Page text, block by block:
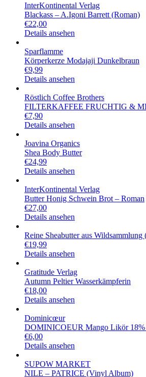
InterKontinental Verlag
Blackass – A.Igoni Barrett (Roman)
€22,00
Details ansehen
Sparflamme
Körperkerze Modajaji Dunkelbraun
€9,99
Details ansehen
Röstlich Coffee Brothers
FILTERKAFFEE FRUCHTIG &
€7,90
Details ansehen
Joavina Organics
Shea Body Butter
€24,99
Details ansehen
InterKontinental Verlag
Butter Honig Schwein Brot – Roman
€27,00
Details ansehen
Reine Sheabutter aus Wildsammlung
€19,99
Details ansehen
Gratitude Verlag
Autumn Peltier Wasserkämpferin
€18,00
Details ansehen
Dominicœur
DOMINICOEUR Mango Likör 18%
€6,00
Details ansehen
SUPOW MARKET
NILE – PATRICE (Vinyl Album)